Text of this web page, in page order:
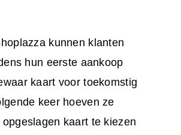
kunnen klanten
hun eerste aankoop
kaart voor toekomstig
keer hoeven ze
kaart te kiezen